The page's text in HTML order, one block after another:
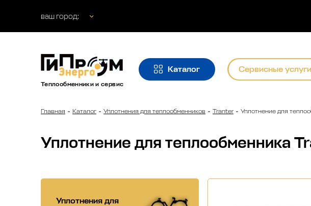
ваш город:
Теплообменники и сервис
Каталог Сервисные услуги
Главная Каталог Уплотнения для теплообменников Tranter Уплотнение для
Уплотнение для теплообменника
Уплотнения для